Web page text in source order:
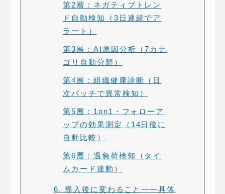
第2層：ネガティブトレン
ド自動検知（3日連続でア
ラート）
第3層：AI原因分析（7カテ
ゴリ自動分類）
第4層：組織健康診断（日
次バッチで異常検知）
第5層：1on1・フォローア
ップの効果測定（14日後に
自動比較）
第6層：過負荷検知（タイ
ムカード連動）
6. 導入後に変わること——具体